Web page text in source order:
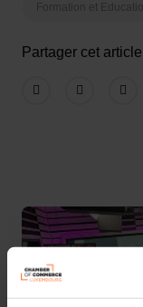
Formation et Education
Partager cet article